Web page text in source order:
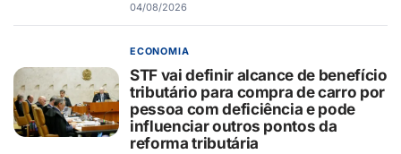
04/08/2026
ECONOMIA
STF vai definir alcance de benefício
tributário para compra de carro por
pessoa com deficiência e pode
influenciar outros pontos da
reforma tributária